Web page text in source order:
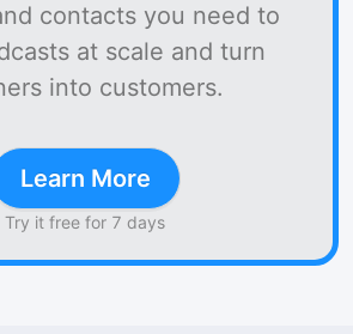
contacts you need to
at scale and turn
into customers.
Learn More
Try it free for 7 days